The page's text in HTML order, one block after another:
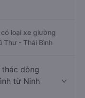
loại xe giường
Thư - Thái Bình
thác dòng
từ Ninh